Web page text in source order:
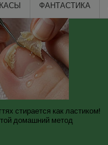
ФАНТАСТИКА
стирается как ластиком!
домашний метод